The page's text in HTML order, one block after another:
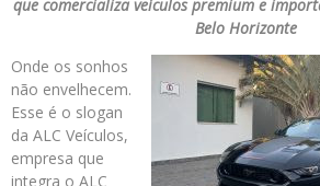
que comercializa veículos premium e
Belo Horizonte
Onde os sonhos
não envelhecem.
Esse é o slogan
da ALC Veículos,
empresa que
integra o ALC